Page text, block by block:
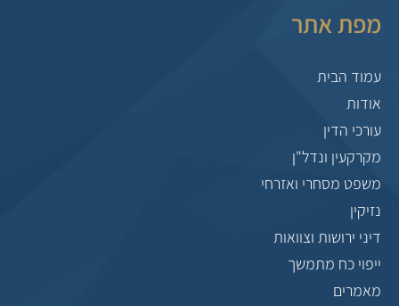
מפת אתר
עמוד הבית
אודות
עורכי הדין
מקרקעין ונדל"ן
משפט מסחרי ואזרחי
נזיקין
דיני ירושות וצוואות
ייפוי כח מתמשך
מאמרים